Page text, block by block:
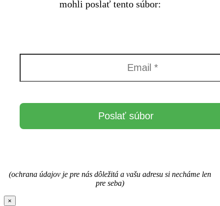
mohli poslať tento súbor:
(ochrana údajov je pre nás dôležitá a vašu adresu si necháme len
pre seba)
×